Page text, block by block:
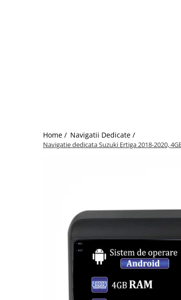
Home / Navigatii Dedicate /
Navigatie dedicata Suzuki Ertiga 2018-2020,